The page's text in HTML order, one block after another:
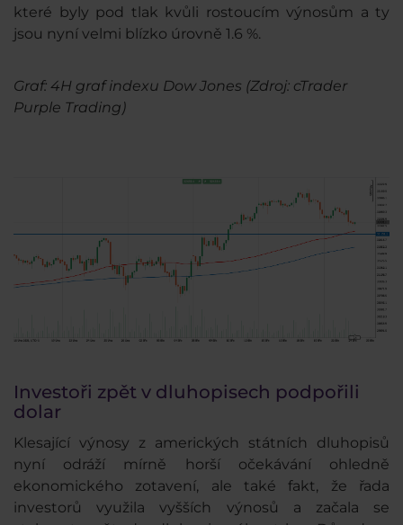
které byly pod tlak kvůli rostoucím výnosům a ty
jsou nyní velmi blízko úrovně 1.6 %.
Graf: 4H graf indexu Dow Jones (Zdroj: cTrader
Purple Trading)
Investoři zpět v dluhopisech podpořili
dolar
Klesající výnosy z amerických státních dluhopisů
nyní odráží mírně horší očekávání ohledně
ekonomického zotavení, ale také fakt, že řada
investorů využila vyšších výnosů a začala se